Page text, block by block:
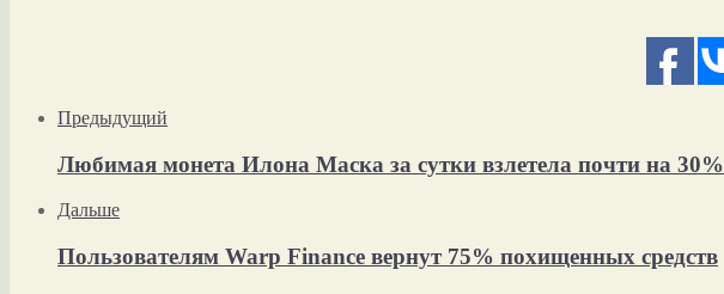
Предыдущий
Любимая монета Илона Маска за сутки взлетела почти на 30%
Дальше
Пользователям Warp Finance вернут 75% похищенных средств